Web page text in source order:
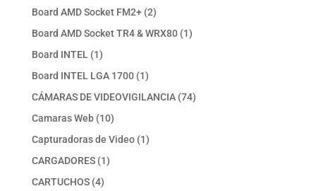
productos
Board AMD Socket FM2+ 22
productos
Board AMD Socket TR4 & WRX80 11
Board INTEL 11
producto
Board INTEL LGA 1700 11
producto
CÁMARAS DE VIDEOVIGILANCIA 7474
Camaras Web 1010
productos
Capturadoras de Video 11
CARGADORES 11
CARTUCHOS 44